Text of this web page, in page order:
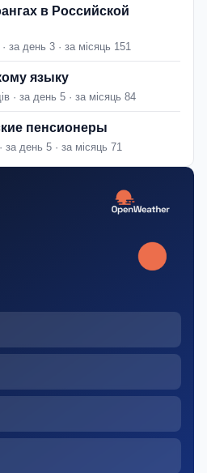
в Российской
за день 3 · за місяць 151
языку
· за день 5 · за місяць 84
пенсионеры
за день 5 · за місяць 71